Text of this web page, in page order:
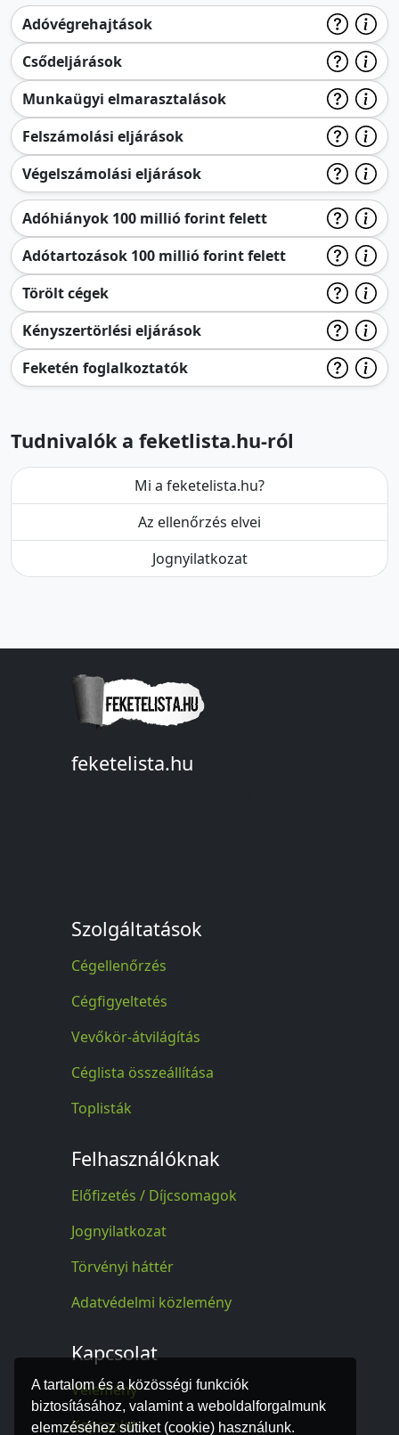
A tartalom és a közösségi funkciók
biztosításához, valamint a weboldalforgalmunk
elemzéséhez sütiket (cookie) használunk.
Adóvégrehajtások
Csődeljárások
Munkaügyi elmarasztalások
Felszámolási eljárások
Végelszámolási eljárások
Adóhiányok 100 millió forint felett
Adótartozások 100 millió forint felett
Törölt cégek
Kényszertörlési eljárások
Feketén foglalkoztatók
Tudnivalók a feketlista.hu-ról
Mi a feketelista.hu?
Az ellenőrzés elvei
Jognyilatkozat
feketelista.hu
Szolgáltatások
Cégellenőrzés
Cégfigyeltetés
Vevőkör-átvilágítás
Céglista összeállítása
Toplisták
Felhasználóknak
Előfizetés / Díjcsomagok
Jognyilatkozat
Törvényi háttér
Adatvédelmi közlemény
Kapcsolat
Vélemény
Kapcsolat